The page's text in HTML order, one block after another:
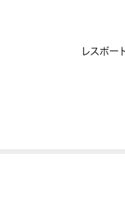
レスポー